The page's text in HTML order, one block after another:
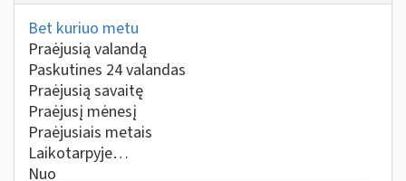
Bet kuriuo metu
Praėjusią valandą
Paskutines 24 valandas
Praėjusią savaitę
Praėjusį mėnesį
Praėjusiais metais
Laikotarpyje…
Nuo